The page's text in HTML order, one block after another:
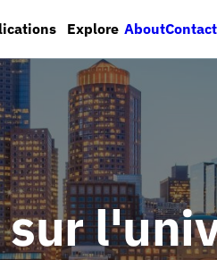
Explore AboutContact